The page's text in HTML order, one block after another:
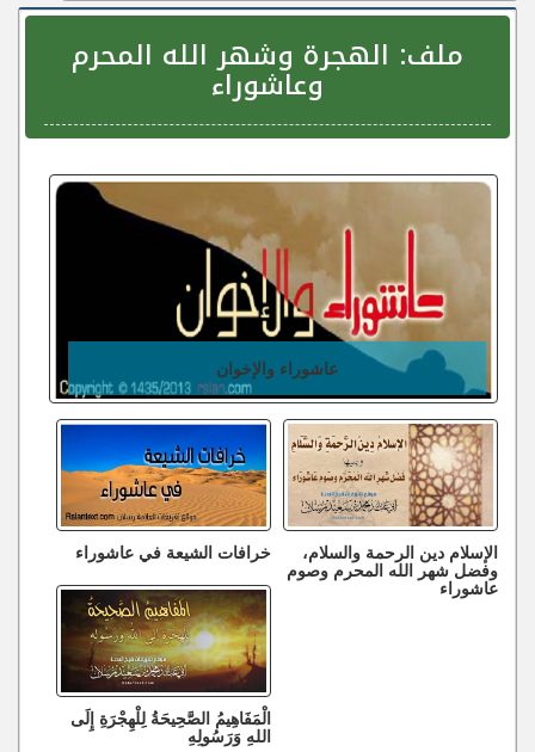
ملف: الهجرة وشهر الله المحرم
وعاشوراء
عاشوراء والإخوان
الإسلام دين الرحمة والسلام،
وفضل شهر الله المحرم وصوم
عاشوراء
خرافات الشيعة في عاشوراء
الْمَفَاهِيمُ الصَّحِيحَةُ لِلْهِجْرَةِ إِلَى
اللهِ وَرَسُولِهِ